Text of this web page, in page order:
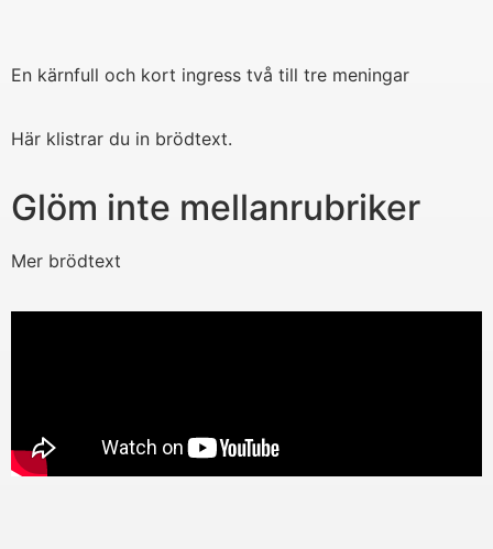
En kärnfull och kort ingress två till tre meningar
Här klistrar du in brödtext.
Glöm inte mellanrubriker
Mer brödtext